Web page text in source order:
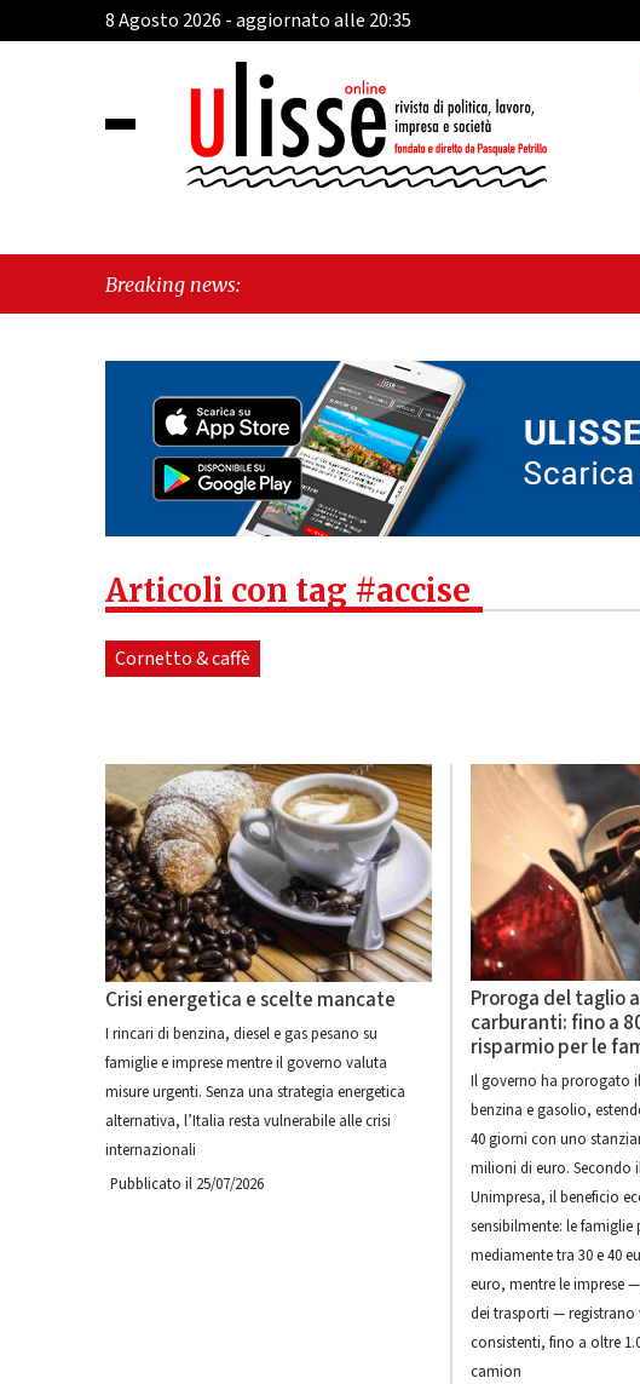
8 Agosto 2026 - aggiornato alle 20:35
Breaking news: "Cava
Articoli con tag #accise
Cornetto & caffè
Crisi energetica e scelte mancate
I rincari di benzina, diesel e gas pesano su
famiglie e imprese mentre il governo valuta
misure urgenti. Senza una strategia energetica
alternativa, l’Italia resta vulnerabile alle crisi
internazionali
Pubblicato il 25/07/2026
Proroga del taglio
carburanti: fino a
risparmio per le
Il governo ha prorogato
benzina e gasolio,
40 giorni con uno
milioni di euro. Secondo
Unimpresa, il beneficio
sensibilmente: le
mediamente tra 30 e 40
euro, mentre le imprese
dei trasporti —
consistenti, fino a oltre
camion